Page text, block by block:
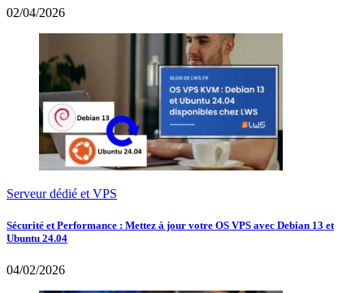
02/04/2026
Serveur dédié et VPS
Sécurité et Performance : Mettez à jour votre OS VPS avec Debian 13 et
Ubuntu 24.04
04/02/2026